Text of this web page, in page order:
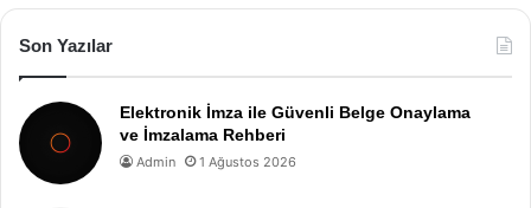
Son Yazılar
Elektronik İmza ile Güvenli Belge Onaylama
ve İmzalama Rehberi
Admin 1 Ağustos 2026